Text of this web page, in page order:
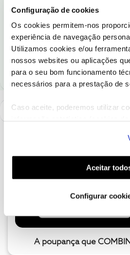
Configuração de cookies
Os cookies permitem-nos
experiência de navegação
Utilizamos cookies e/ou
nossos websites ou aplicações
para o seu bom funcionamento
necessários para a prestação de
Caso aceite, poderemos utilizar
funcionalidades (cookies de
funcionalidade) e adaptar
(cookies de publicidade
utilização dos cookies clicando
Aceitar
Configurar
e para que possam ser efetuados
ligue, por favor. Vejaaqui para onde
Ajude a comunidade a encontrar
como "Melhor Resposta" e faça "Like"
A poupança que